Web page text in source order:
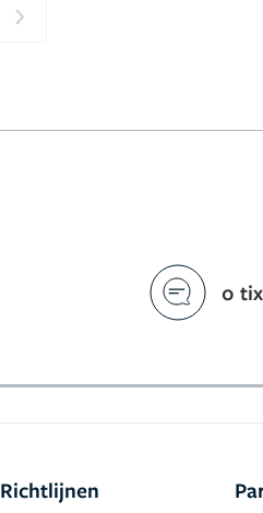
Next
0
Richtlijnen